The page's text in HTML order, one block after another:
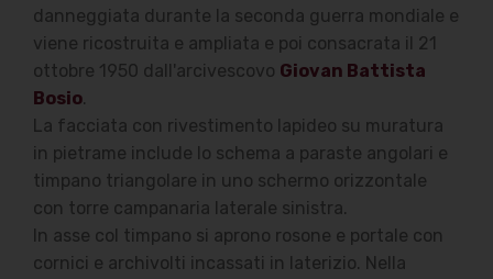
danneggiata durante la seconda guerra mondiale e
viene ricostruita e ampliata e poi consacrata il 21
ottobre 1950 dall'arcivescovo Giovan Battista
Bosio.
La facciata con rivestimento lapideo su muratura
in pietrame include lo schema a paraste angolari e
timpano triangolare in uno schermo orizzontale
con torre campanaria laterale sinistra.
In asse col timpano si aprono rosone e portale con
cornici e archivolti incassati in laterizio. Nella